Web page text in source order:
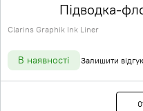
Підводка-
Clarins Graphik Ink Liner
В наявності Залишити відгук